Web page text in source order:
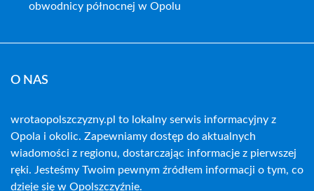
obwodnicy północnej w Opolu
O NAS
wrotaopolszczyzny.pl to lokalny serwis informacyjny z
Opola i okolic. Zapewniamy dostęp do aktualnych
wiadomości z regionu, dostarczając informacje z pierwszej
ręki. Jesteśmy Twoim pewnym źródłem informacji o tym, co
dzieje się w Opolszczyźnie.